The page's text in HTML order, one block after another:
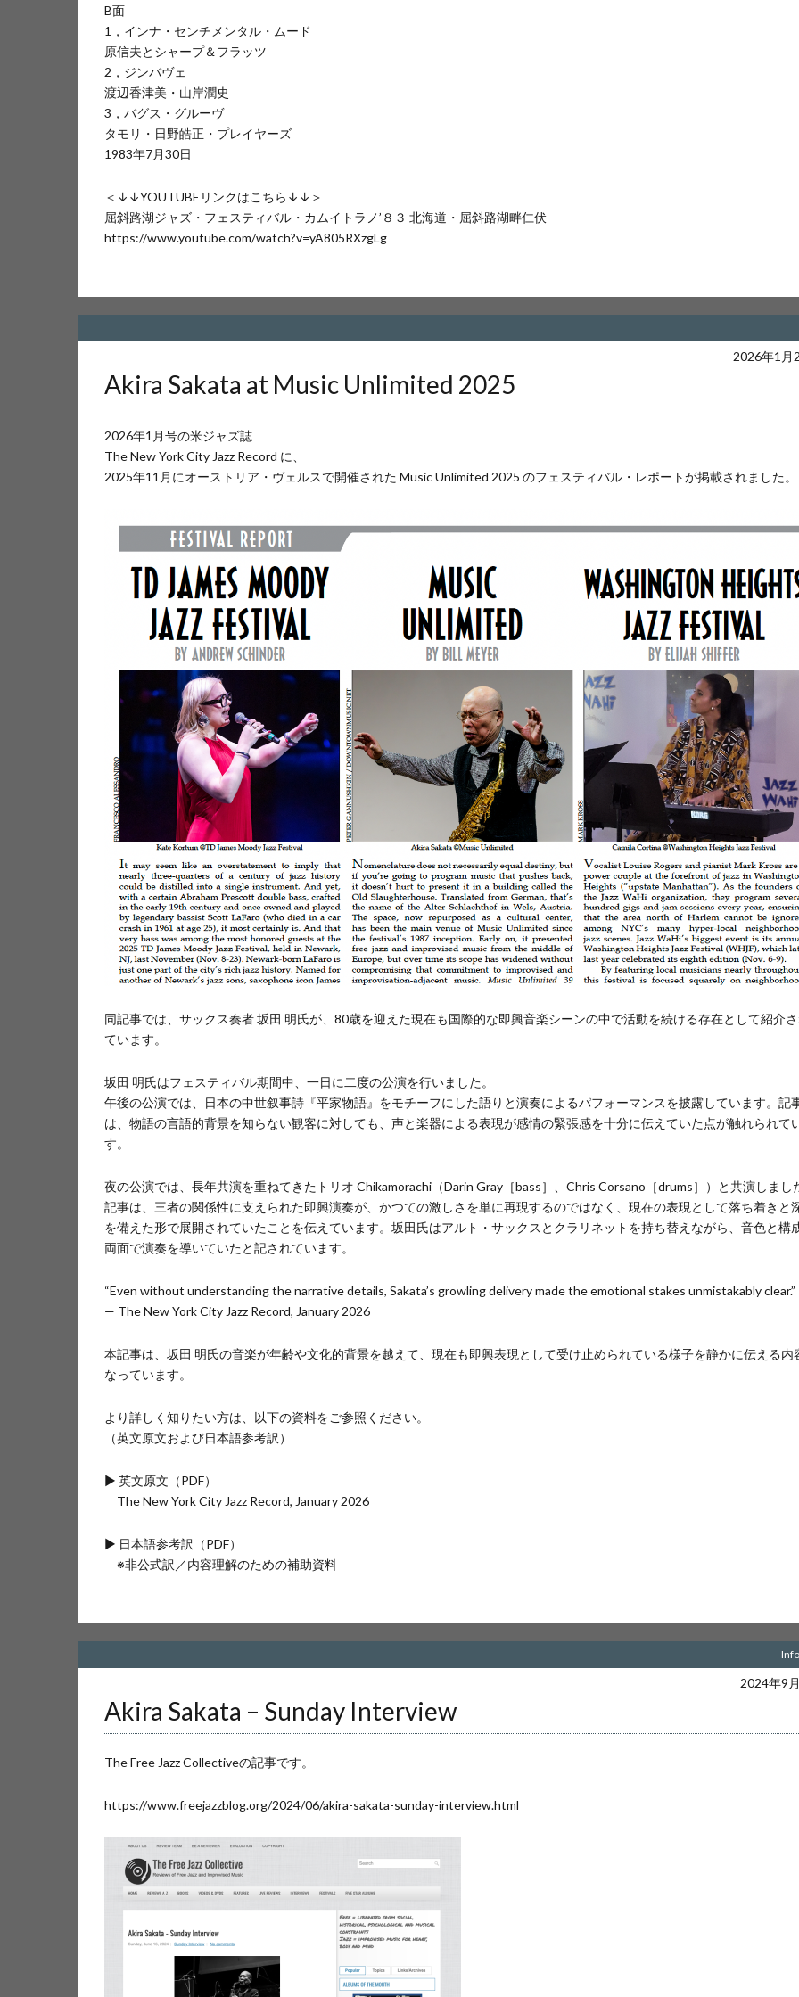
B面
1，インナ・センチメンタル・ムード
原信夫とシャープ＆フラッツ
2，ジンバヴェ
渡辺香津美・山岸潤史
3，バグス・グルーヴ
タモリ・日野皓正・プレイヤーズ
1983年7月30日
＜↓↓YOUTUBEリンクはこちら↓↓＞
屈斜路湖ジャズ・フェスティバル・カムイトラノ’８３ 北海道・屈斜路湖畔仁伏
https://www.youtube.com/watch?v=yA805RXzgLg
2026年1月
Akira Sakata at Music Unlimited 2025
2026年1月号の米ジャズ誌
The New York City Jazz Record に、
2025年11月にオーストリア・ヴェルスで開催された Music Unlimited 2025 のフェスティバル・レポートが掲載されました。
同記事では、サックス奏者 坂田 明氏が、80歳を迎えた現在も国際的な即興音楽シーンの中で活動を続ける存在として紹介
ています。
坂田 明氏はフェスティバル期間中、一日に二度の公演を行いました。
午後の公演では、日本の中世叙事詩『平家物語』をモチーフにした語りと演奏によるパフォーマンスを披露しています。記
は、物語の言語的背景を知らない観客に対しても、声と楽器による表現が感情の緊張感を十分に伝えていた点が触れられて
す。
夜の公演では、長年共演を重ねてきたトリオ Chikamorachi（Darin Gray［bass］、Chris Corsano［drums］）と共演しまし
記事は、三者の関係性に支えられた即興演奏が、かつての激しさを単に再現するのではなく、現在の表現として落ち着きと
を備えた形で展開されていたことを伝えています。坂田氏はアルト・サックスとクラリネットを持ち替えながら、音色と構
両面で演奏を導いていたと記されています。
“Even without understanding the narrative details, Sakata’s growling delivery made the emotional stakes unmistakably clear.”
— The New York City Jazz Record, January 2026
本記事は、坂田 明氏の音楽が年齢や文化的背景を越えて、現在も即興表現として受け止められている様子を静かに伝える内
なっています。
より詳しく知りたい方は、以下の資料をご参照ください。
（英文原文および日本語参考訳）
▶ 英文原文（PDF）
The New York City Jazz Record, January 2026
▶ 日本語参考訳（PDF）
※非公式訳／内容理解のための補助資料
2024年9
Akira Sakata – Sunday Interview
The Free Jazz Collectiveの記事です。
https://www.freejazzblog.org/2024/06/akira-sakata-sunday-interview.html